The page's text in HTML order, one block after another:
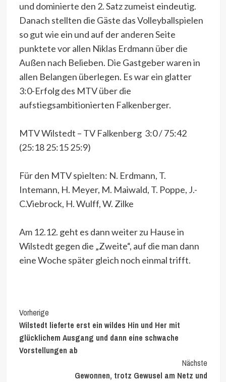
und dominierte den 2. Satz zumeist eindeutig.
Danach stellten die Gäste das Volleyballspielen
so gut wie ein und auf der anderen Seite
punktete vor allen Niklas Erdmann über die
Außen nach Belieben. Die Gastgeber waren in
allen Belangen überlegen. Es war ein glatter
3:0-Erfolg des MTV über die
aufstiegsambitionierten Falkenberger.
MTV Wilstedt – TV Falkenberg 3:0 / 75:42
(25:18 25:15 25:9)
Für den MTV spielten: N. Erdmann, T.
Intemann, H. Meyer, M. Maiwald, T. Poppe, J.-
C.Viebrock, H. Wulff, W. Zilke
Am 12.12. geht es dann weiter zu Hause in
Wilstedt gegen die „Zweite“, auf die man dann
eine Woche später gleich noch einmal trifft.
Continue
Reading
Vorherige
Wilstedt lieferte erst ein wildes Hin und Her mit
glücklichem Ausgang und dann eine schwache
Vorstellungen ab
Nächste
Gewonnen, trotz Gewusel am Netz und